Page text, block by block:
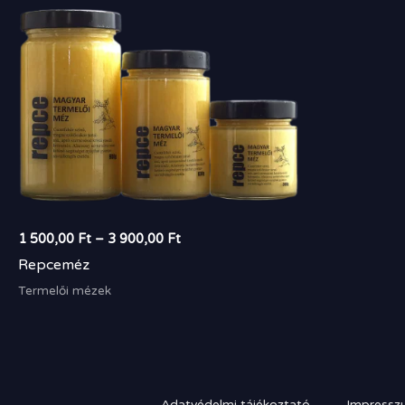
1 500,00 Ft – 3 900,00 Ft
Repceméz
Termelői mézek